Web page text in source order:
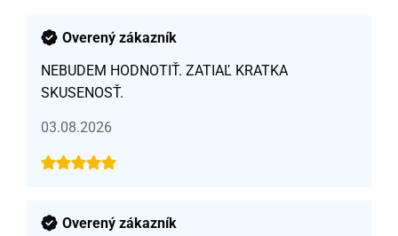
Overený zákazník
NEBUDEM HODNOTIŤ. ZATIAĽ KRATKA
SKUSENOSŤ.
03.08.2026
Overený zákazník